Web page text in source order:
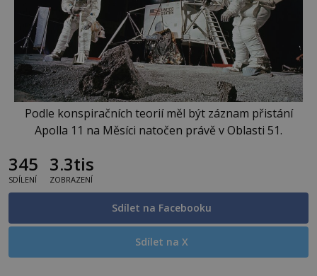
Podle konspiračních teorií měl být záznam přistání
Apolla 11 na Měsíci natočen právě v Oblasti 51.
345
SDÍLENÍ
3.3tis
ZOBRAZENÍ
Sdílet na Facebooku
Sdílet na X